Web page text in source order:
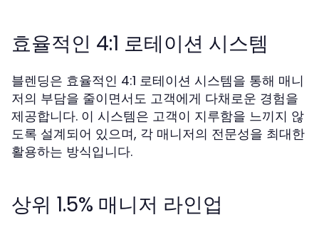
효율적인 4:1 로테이션 시스템
블렌딩은 효율적인 4:1 로테이션 시스템을 통해 매니
저의 부담을 줄이면서도 고객에게 다채로운 경험을
제공합니다. 이 시스템은 고객이 지루함을 느끼지 않
도록 설계되어 있으며, 각 매니저의 전문성을 최대한
활용하는 방식입니다.
상위 1.5% 매니저 라인업